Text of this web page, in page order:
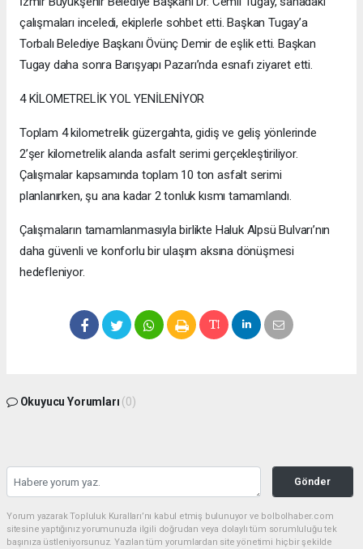
çalışmaları inceledi, ekiplerle sohbet etti. Başkan Tugay’a
Torbalı Belediye Başkanı Övünç Demir de eşlik etti. Başkan
Tugay daha sonra Barışyapı Pazarı’nda esnafı ziyaret etti.
4 KİLOMETRELİK YOL YENİLENİYOR
Toplam 4 kilometrelik güzergahta, gidiş ve geliş yönlerinde
2’şer kilometrelik alanda asfalt serimi gerçekleştiriliyor.
Çalışmalar kapsamında toplam 10 ton asfalt serimi
planlanırken, şu ana kadar 2 tonluk kısmı tamamlandı.
Çalışmaların tamamlanmasıyla birlikte Haluk Alpsü Bulvarı’nın
daha güvenli ve konforlu bir ulaşım aksına dönüşmesi
hedefleniyor.
Okuyucu Yorumları (0)
Gönder
Yorum yazarak Topluluk Kuralları’nı kabul etmiş bulunuyor ve bolbolhaber.com
sitesine yaptığınız yorumunuzla ilgili doğrudan veya dolaylı tüm sorumluluğu tek
başınıza üstleniyorsunuz. Yazılan tüm yorumlardan site yönetimi hiçbir şekilde